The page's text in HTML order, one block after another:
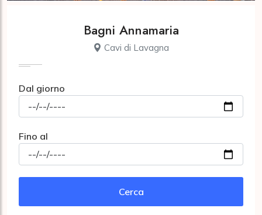
Bagni Annamaria
Cavi di Lavagna
Dal giorno
Fino al
Cerca